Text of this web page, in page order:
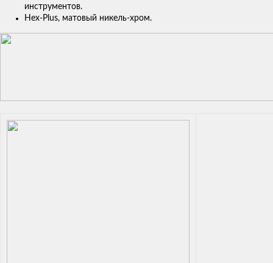
инструментов.
Hex-Plus, матовый никель-хром.